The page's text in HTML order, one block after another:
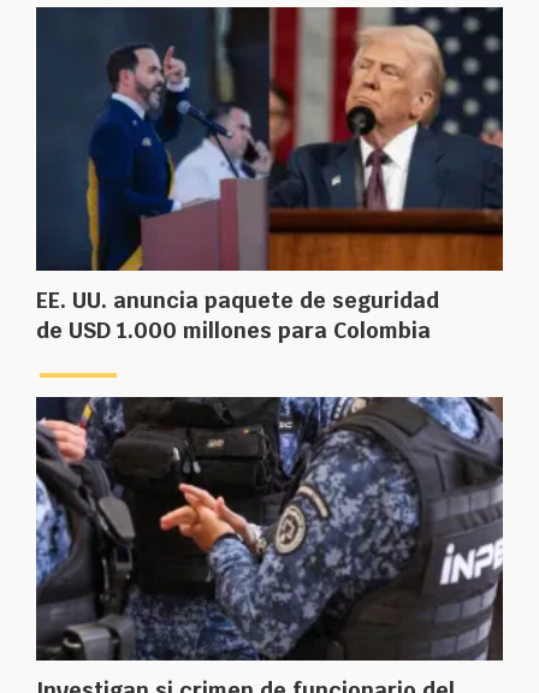
EE. UU. anuncia paquete de seguridad
de USD 1.000 millones para Colombia